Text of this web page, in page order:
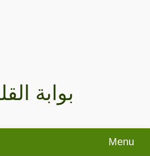
بوابة
Menu